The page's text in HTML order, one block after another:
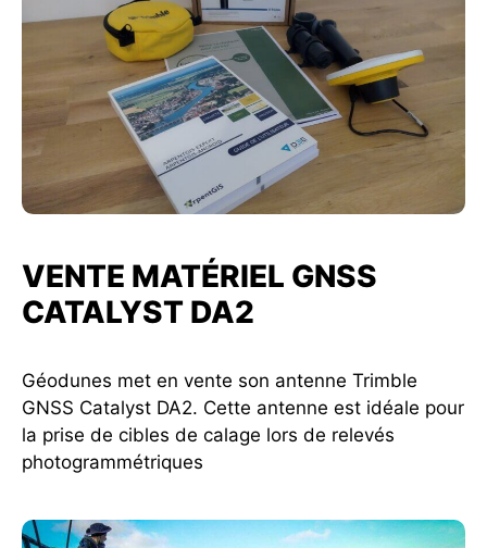
VENTE MATÉRIEL GNSS
CATALYST DA2
Géodunes met en vente son antenne Trimble
GNSS Catalyst DA2. Cette antenne est idéale pour
la prise de cibles de calage lors de relevés
photogrammétriques